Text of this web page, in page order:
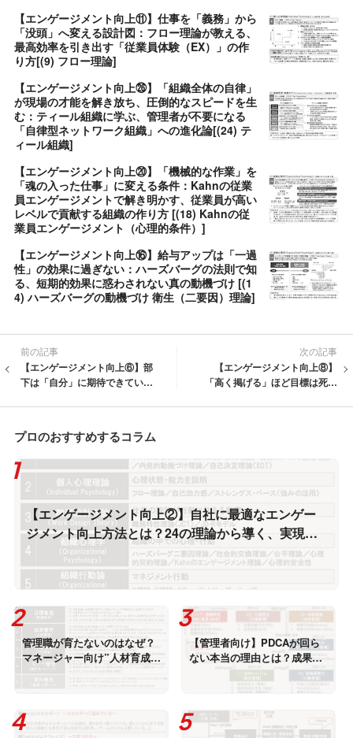
【エンゲージメント向上⑪】仕事を「義務」から
「没頭」へ変える設計図：フロー理論が教える、
最高効率を引き出す「従業員体験（EX）」の作
り方[(9) フロー理論]
【エンゲージメント向上㉖】「組織全体の自律」
が現場の才能を解き放ち、圧倒的なスピードを生
む：ティール組織に学ぶ、管理者が不要になる
「自律型ネットワーク組織」への進化論[(24) テ
ィール組織]
【エンゲージメント向上⑳】「機械的な作業」を
「魂の入った仕事」に変える条件：Kahnの従業
員エンゲージメントで解き明かす、従業員が高い
レベルで貢献する組織の作り方 [(18) Kahnの従
業員エンゲージメント（心理的条件）]
【エンゲージメント向上⑯】給与アップは「一過
性」の効果に過ぎない：ハーズバーグの法則で知
る、短期的効果に惑わされない真の動機づけ [(1
4) ハーズバーグの動機づけ 衛生（二要因）理論]
前の記事
【エンゲージメント向上⑥】部
下は「自分」に期待できている
を成果と報酬の「5つのチェック
ポイント」[(4)期待理論②]
次の記事
【エンゲージメント向上⑧】
「高く掲げる」ほど目標は死ん
る、意欲を燃やす「ストレッ
プロのおすすめするコラム
【エンゲージメント向上②】自社に最適なエンゲー
ジメント向上方法とは？24の理論から導く、実現可
能なエンゲージメント向上 [科学的根拠に基づいた、
組織に最適なエンゲージメント・デザイン]
管理職が育たないのはなぜ？
マネージャー向け”人材育成5
原則”の導入ステップ [実行マ
【管理者向け】PDCAが回ら
ない本当の理由とは？成果が
出る“高速PDCA”の実践法 [実